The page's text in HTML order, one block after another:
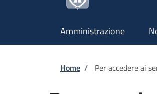
Amministrazione
Briciole di
Home / Per accedere ai